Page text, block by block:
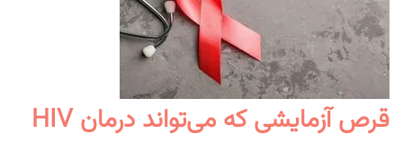
قرص آزمایشی که می‌تواند درمان HIV